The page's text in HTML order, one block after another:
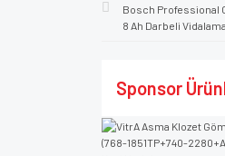
Bosch Professional
8 Ah Darbeli
Sponsor